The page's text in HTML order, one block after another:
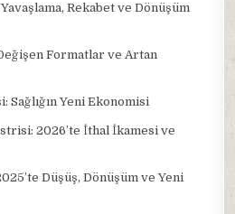
Rekabet ve Dönüşüm
Formatlar ve Artan
Sağlığın Yeni Ekonomisi
2026’te İthal İkamesi ve
Düşüş, Dönüşüm ve Yeni